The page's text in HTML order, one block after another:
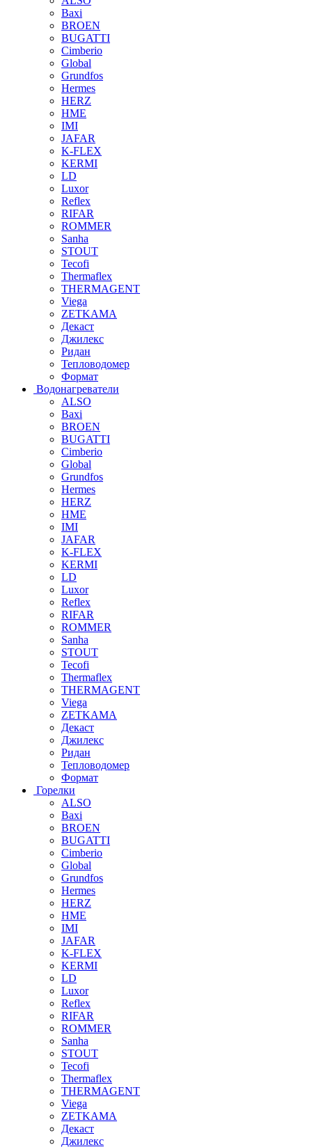
Baxi
BROEN
BUGATTI
Cimberio
Global
Grundfos
Hermes
HERZ
HME
IMI
JAFAR
K-FLEX
KERMI
LD
Luxor
Reflex
RIFAR
ROMMER
Sanha
STOUT
Tecofi
Thermaflex
THERMAGENT
Viega
ZETKAMA
Декаст
Джилекс
Ридан
Тепловодомер
Формат
Водонагреватели
ALSO
Baxi
BROEN
BUGATTI
Cimberio
Global
Grundfos
Hermes
HERZ
HME
IMI
JAFAR
K-FLEX
KERMI
LD
Luxor
Reflex
RIFAR
ROMMER
Sanha
STOUT
Tecofi
Thermaflex
THERMAGENT
Viega
ZETKAMA
Декаст
Джилекс
Ридан
Тепловодомер
Формат
Горелки
ALSO
Baxi
BROEN
BUGATTI
Cimberio
Global
Grundfos
Hermes
HERZ
HME
IMI
JAFAR
K-FLEX
KERMI
LD
Luxor
Reflex
RIFAR
ROMMER
Sanha
STOUT
Tecofi
Thermaflex
THERMAGENT
Viega
ZETKAMA
Декаст
Джилекс